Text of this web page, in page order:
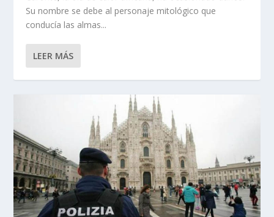
Su nombre se debe al personaje mitológico que
conducía las almas...
LEER MÁS